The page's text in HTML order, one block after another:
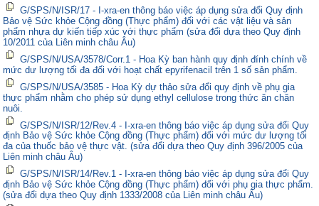
G/SPS/N/ISR/17 - I-xra-en thông báo việc áp dụng sửa đổi Quy định
Bảo vệ Sức khỏe Cộng đồng (Thực phẩm) đối với các vật liệu và sản
phẩm nhựa dự kiến tiếp xúc với thực phẩm (sửa đổi dựa theo Quy định
10/2011 của Liên minh châu Âu)
G/SPS/N/USA/3578/Corr.1 - Hoa Kỳ ban hành quy định đính chính về
mức dư lượng tối đa đối với hoạt chất epyrifenacil trên 1 số sản phẩm.
G/SPS/N/USA/3585 - Hoa Kỳ dự thảo sửa đổi quy định về phụ gia
thực phẩm nhằm cho phép sử dụng ethyl cellulose trong thức ăn chăn
nuôi.
G/SPS/N/ISR/12/Rev.4 - I-xra-en thông báo việc áp dụng sửa đổi Quy
định Bảo vệ Sức khỏe Cộng đồng (Thực phẩm) đối với mức dư lượng tối
đa của thuốc bảo vệ thực vật. (sửa đổi dựa theo Quy định 396/2005 của
Liên minh châu Âu)
G/SPS/N/ISR/14/Rev.1 - I-xra-en thông báo việc áp dụng sửa đổi Quy
định Bảo vệ Sức khỏe Cộng đồng (Thực phẩm) đối với phụ gia thực phẩm.
(sửa đổi dựa theo Quy định 1333/2008 của Liên minh châu Âu)